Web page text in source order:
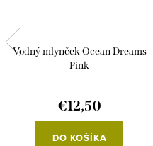
Vodný mlynček Ocean Dreams
Pink
€12,50
DO KOŠÍKA